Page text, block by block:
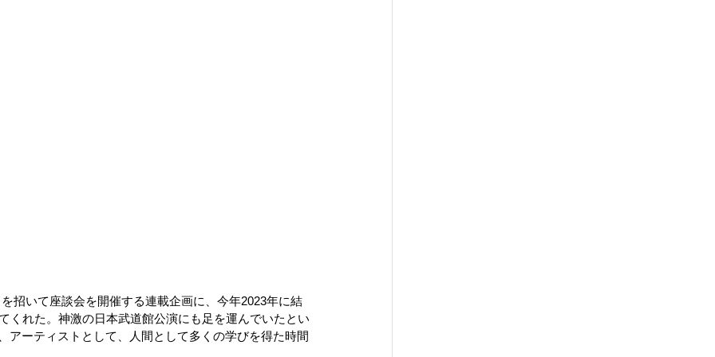
招いて座談会を開催する連載企画に、今年2023年に結
くれた。神激の日本武道館公演にも足を運んでいたとい
アーティストとして、人間として多くの学びを得た時間